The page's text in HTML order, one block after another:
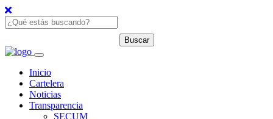
Inicio
Cartelera
Noticias
Transparencia
SECUM